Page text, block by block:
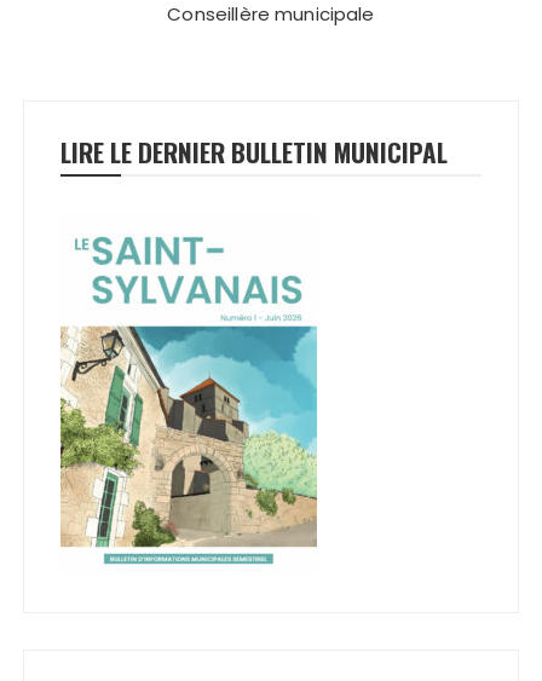
Conseillère municipale
LIRE LE DERNIER BULLETIN MUNICIPAL